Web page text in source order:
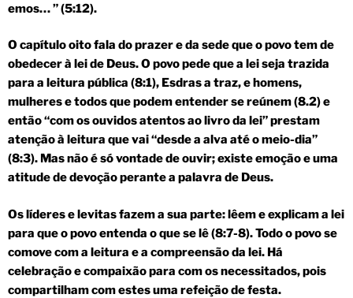
emos… ” (5:12).
O capítulo oito fala do prazer e da sede que o povo tem de
obedecer à lei de Deus. O povo pede que a lei seja trazida
para a leitura pública (8:1), Esdras a traz, e homens,
mulheres e todos que podem entender se reúnem (8.2) e
então “com os ouvidos atentos ao livro da lei” prestam
atenção à leitura que vai “desde a alva até o meio-dia”
(8:3). Mas não é só vontade de ouvir; existe emoção e uma
atitude de devoção perante a palavra de Deus.
Os líderes e levitas fazem a sua parte: lêem e explicam a lei
para que o povo entenda o que se lê (8:7-8). Todo o povo se
comove com a leitura e a compreensão da lei. Há
celebração e compaixão para com os necessitados, pois
compartilham com estes uma refeição de festa.